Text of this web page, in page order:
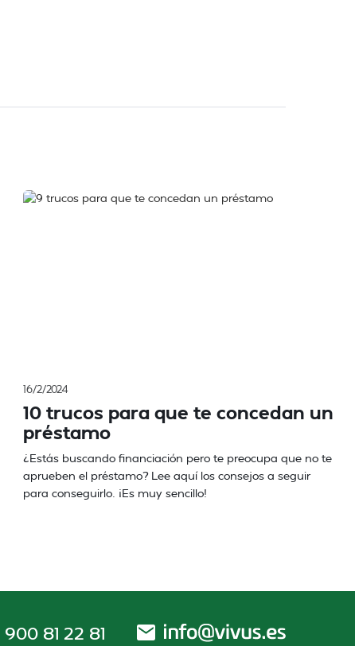
16/2/2024
10 trucos para que te concedan un
préstamo
¿Estás buscando financiación pero te preocupa que no te
aprueben el préstamo? Lee aquí los consejos a seguir
para conseguirlo. ¡Es muy sencillo!
900 81 22 81